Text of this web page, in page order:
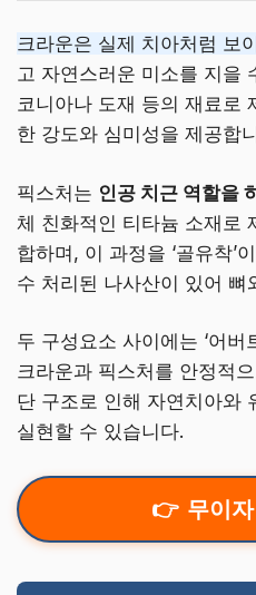
크라운은 실제 치아처럼 보
고 자연스러운 미소를 지을
코니아나 도재 등의 재료로
한 강도와 심미성을 제공합
픽스처는 인공 치근 역할을
체 친화적인 티타늄 소재로
합하며, 이 과정을 ‘골유착’
수 처리된 나사산이 있어 뼈
두 구성요소 사이에는 ‘어버
크라운과 픽스처를 안정적
단 구조로 인해 자연치아와
실현할 수 있습니다.
무이